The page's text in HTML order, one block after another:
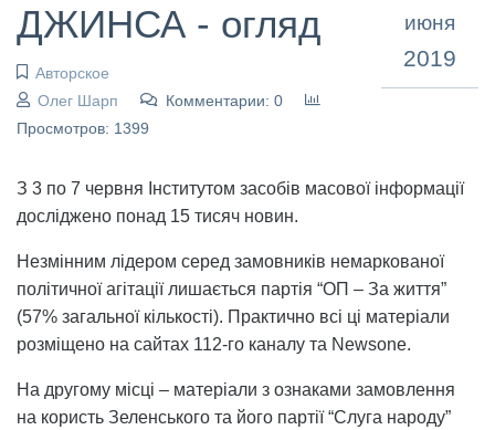
ДЖИНСА - огляд
Авторское
Олег Шарп
Комментарии: 0
Просмотров: 1399
июня
2019
З 3 по 7 червня Інститутом засобів масової інформації
досліджено понад 15 тисяч новин.
Незмінним лідером серед замовників немаркованої
політичної агітації лишається партія “ОП – За життя”
(57% загальної кількості). Практично всі ці матеріали
розміщено на сайтах 112-го каналу та Newsone.
На другому місці – матеріали з ознаками замовлення
на користь Зеленського та його партії “Слуга народу”